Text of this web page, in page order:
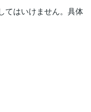
てはいけません。具体